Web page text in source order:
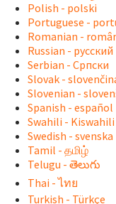
Polish - polski
Portuguese -
Romanian -
Russian - русский
Serbian - Српски
Slovak -
Slovenian -
Spanish - español
Swahili - Kiswahili
Swedish - svenska
Tamil - தமிழ்
Telugu - తెలుగు
Thai - ไทย
Turkish - Türkçe